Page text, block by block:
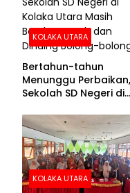
KOLAKA UTARA
Bertahun-tahun
Menunggu Perbaikan,
Sekolah SD Negeri di
Beralas Tanah dan
Dinding Bolong-
KOLAKA UTARA